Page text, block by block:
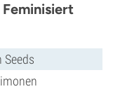
Feminisiert
Seeds